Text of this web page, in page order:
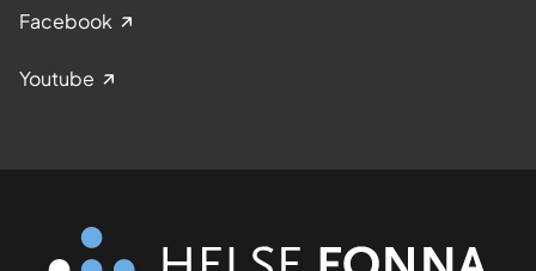
Facebook
Youtube